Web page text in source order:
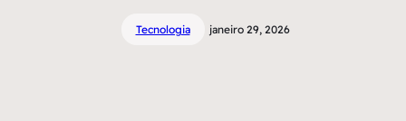
Tecnologia janeiro 29, 2026